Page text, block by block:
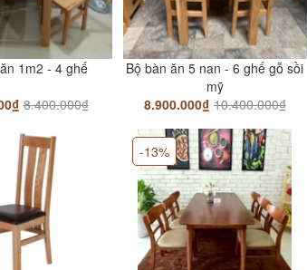
1m2 - 4 ghế
8.400.000₫
Bộ bàn ăn 5 nan - 6 ghế gỗ sồi
mỹ
8.900.000₫ 10.400.000₫
-13%